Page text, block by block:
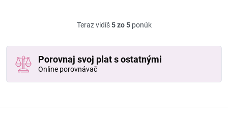
Teraz vidíš5 zo 5ponúk
Porovnaj svoj plat s ostatnými
Online porovnávač